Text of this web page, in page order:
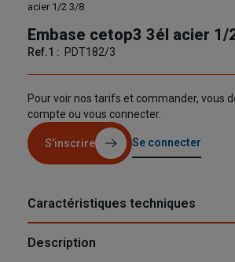
acier 1/2 3/8
Embase cetop3 3él acier 1/
Ref.1 : PDT182/3
Pour voir nos tarifs et commander, vous
compte ou vous connecter.
S’inscrire Se connecter
Caractéristiques techniques
Description